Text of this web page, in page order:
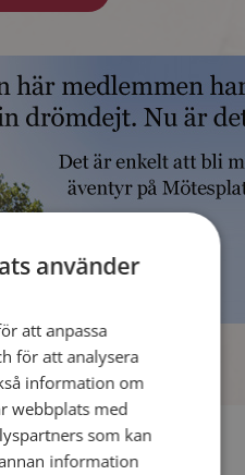
använder
att anpassa
för att analysera
information om
webbplats med
som kan
information